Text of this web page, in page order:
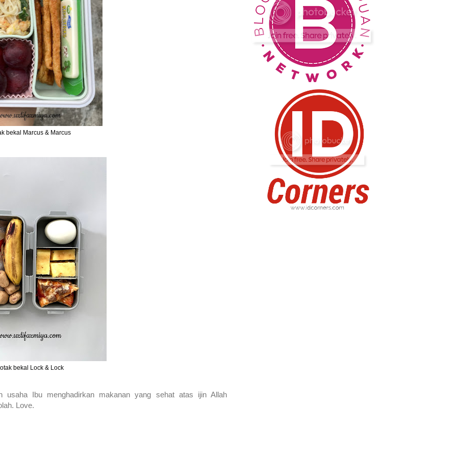
bekal Marcus & Marcus
bekal Lock & Lock
usaha Ibu menghadirkan makanan yang sehat atas ijin Allah
Love.